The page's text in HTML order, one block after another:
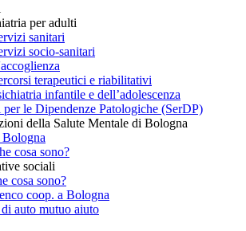
per adulti
sanitari
socio-sanitari
terapeutici e riabilitativi
infantile e dell’adolescenza
le Dipendenze Patologiche (SerDP)
della Salute Mentale di Bologna
cosa sono?
sociali
cosa sono?
coop. a Bologna
auto mutuo aiuto